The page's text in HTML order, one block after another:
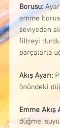
Borusu:
emme
seviyeden
filtreyi
parçalarla
Akış Ayarı:
önündeki
Emme Akış
düğme,